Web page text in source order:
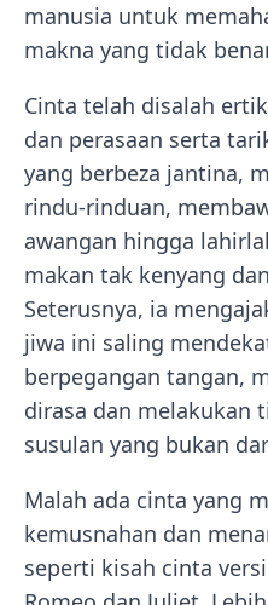
manusia untuk
makna yang tidak
Cinta telah disalah
dan perasaan serta
yang berbeza jantina,
rindu-rinduan,
awangan hingga
makan tak kenyang
Seterusnya, ia
jiwa ini saling
berpegangan tangan,
dirasa dan melakukan
susulan yang bukan
Malah ada cinta yang
kemusnahan dan
seperti kisah cinta